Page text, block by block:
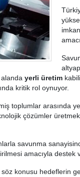
yerli üretim
kritik rol oynuyor.
toplumlar arasında
çözümler
savunma
amacıyla destek
söz konusu hedeflerin